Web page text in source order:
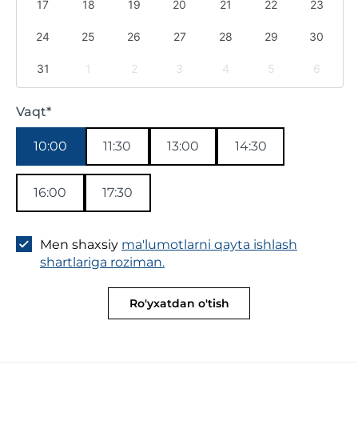
17 18 19 20 21 22 23
24 25 26 27 28 29 30
31 1 2 3 4 5 6
Vaqt*
10:00 11:30 13:00 14:30
16:00 17:30
Men shaxsiy ma'lumotlarni qayta ishlash
shartlariga roziman.
Ro'yxatdan o'tish